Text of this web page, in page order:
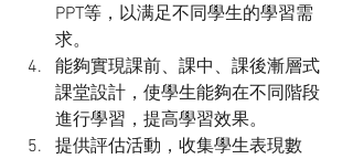
PPT等，以满足不同學生的學習需
求。
能夠實現課前、課中、課後漸層式
課堂設計，使學生能夠在不同階段
進行學習，提高學習效果。
提供評估活動，收集學生表現數